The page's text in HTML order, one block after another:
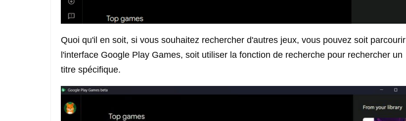
Quoi qu'il en soit, si vous souhaitez rechercher d'autres jeux, vous pouvez soit parcourir
l'interface Google Play Games, soit utiliser la fonction de recherche pour rechercher un
titre spécifique.